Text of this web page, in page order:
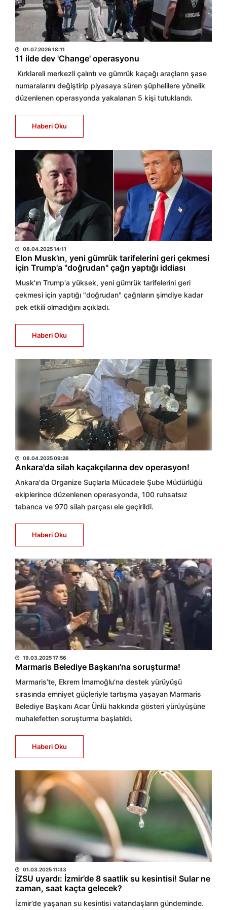
HABER MERKEZİ
01.07.2026 18:11
11 ilde dev 'Change' operasyonu
Kırklareli merkezli çalıntı ve gümrük kaçağı araçların şase
numaralarını değiştirip piyasaya süren şüphelilere yönelik
düzenlenen operasyonda yakalanan 5 kişi tutuklandı.
Haberi Oku
HABER MERKEZİ
08.04.2025 14:11
Elon Musk'ın, yeni gümrük tarifelerini geri çekmesi
için Trump'a "doğrudan" çağrı yaptığı iddiası
Musk'ın Trump'a yüksek, yeni gümrük tarifelerini geri
çekmesi için yaptığı "doğrudan" çağrıların şimdiye kadar
pek etkili olmadığını açıkladı.
Haberi Oku
DHA
08.04.2025 09:26
Ankara'da silah kaçakçılarına dev operasyon!
Ankara'da Organize Suçlarla Mücadele Şube Müdürlüğü
ekiplerince düzenlenen operasyonda, 100 ruhsatsız
tabanca ve 970 silah parçası ele geçirildi.
Haberi Oku
HABER MERKEZİ
19.03.2025 17:56
Marmaris Belediye Başkanı'na soruşturma!
Marmaris’te, Ekrem İmamoğlu’na destek yürüyüşü
sırasında emniyet güçleriyle tartışma yaşayan Marmaris
Belediye Başkanı Acar Ünlü hakkında gösteri yürüyüşüne
muhalefetten soruşturma başlatıldı.
Haberi Oku
HABER MERKEZİ
01.03.2025 11:33
İZSU uyardı: İzmir’de 8 saatlik su kesintisi! Sular ne
zaman, saat kaçta gelecek?
İzmir’de yaşanan su kesintisi vatandaşların gündeminde.